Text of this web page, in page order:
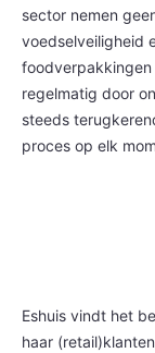
sector nemen
voedselveiligheid
regelmatig door
steeds
proces op elk
Eshuis vindt het
haar